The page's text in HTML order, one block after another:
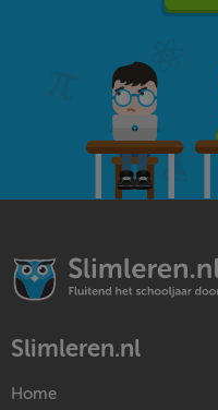
Slimleren.nl
Home